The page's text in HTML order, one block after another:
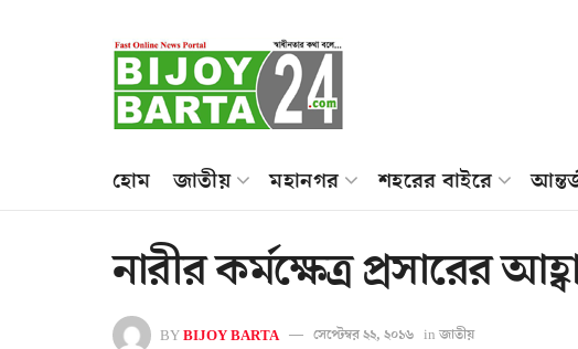
হোম জাতীয় মহানগর শহরের বাইরে
নারীর কর্মক্ষেত্র প্রসারের
BYBIJOY BARTA সেপ্টেম্বর ২২, ২০১৬ in জাতীয়